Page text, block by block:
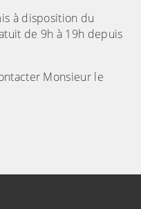
à disposition du
de 9h à 19h depuis
Monsieur le